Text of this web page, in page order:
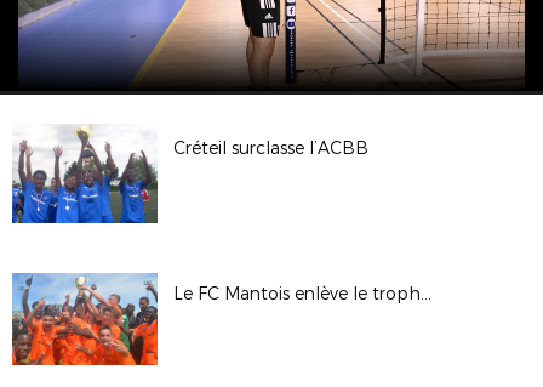
Créteil surclasse l’ACBB
Le FC Mantois enlève le trophée au CSL Aulnay